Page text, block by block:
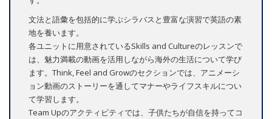
文法と語彙を包括的に学ぶシラバスと豊富な演習で英語の素
地を養います。
各ユニットに用意されているSkills and Cultureのレッスンで
は、魅力満載の動画を活用しながら海外の生活について学び
ます。Think, Feel and Growのセクションでは、アニメーシ
ョン動画のストーリーを通してマナーやライフスキルについ
て学習します。
Team Upのアクティビティでは、子供たちが自信を持ってコ